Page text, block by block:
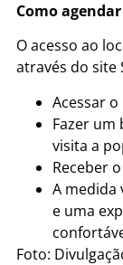
Como
O acesso ao
através do site
Acessar o
Fazer um
visita a
Receber
A medida
e uma
Foto: